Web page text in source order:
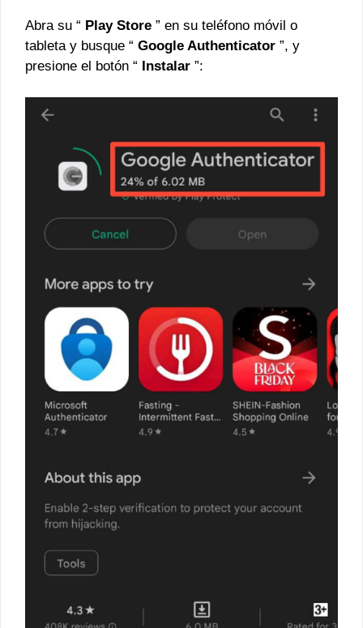
Abra su “ Play Store ” en su teléfono móvil o
tableta y busque “ Google Authenticator ”, y
presione el botón “
Instalar ”: